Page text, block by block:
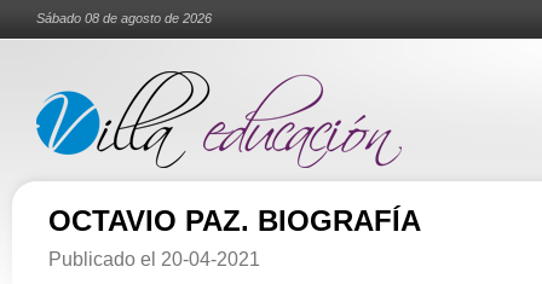
Sábado 08 de agosto de 2026
OCTAVIO PAZ. BIOGRAFÍA
Publicado el 20-04-2021